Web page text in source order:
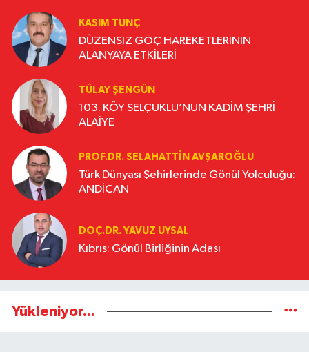
KASIM TUNÇ
DÜZENSİZ GÖÇ HAREKETLERİNİN
ALANYAYA ETKİLERİ
TÜLAY ŞENGÜN
103. KÖY SELÇUKLU’NUN KADİM ŞEHRİ
ALAİYE
PROF.DR. SELAHATTIN AVŞAROĞLU
Türk Dünyası Şehirlerinde Gönül Yolculuğu:
ANDİCAN
DOÇ.DR. YAVUZ UYSAL
Kıbrıs: Gönül Birliğinin Adası
Yükleniyor...